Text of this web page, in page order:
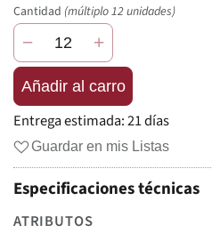
Cantidad (múltiplo 12 unidades)
− +
Añadir al carro
Entrega estimada:21 días
Guardar en mis Listas
Especificaciones técnicas
ATRIBUTOS